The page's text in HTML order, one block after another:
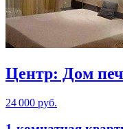
Центр: Дом
24 000 руб.